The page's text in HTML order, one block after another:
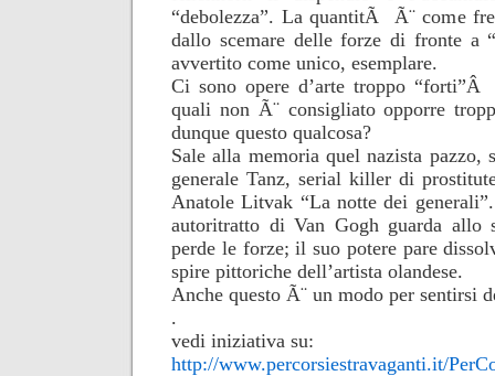
“debolezza”. La quantitÃ Ã¨ come
dallo scemare delle forze di fronte a
avvertito come unico, esemplare.
Ci sono opere d’arte troppo
quali non Ã¨ consigliato opporre
dunque questo qualcosa?
Sale alla memoria quel nazista pazzo,
generale Tanz, serial killer di
Anatole Litvak “La notte dei
autoritratto di Van Gogh guarda allo
perde le forze; il suo potere pare
spire pittoriche dell’artista olandese.
Anche questo Ã¨ un modo per sentirsi
.
vedi iniziativa su:
http://www.percorsiestravaganti.it/